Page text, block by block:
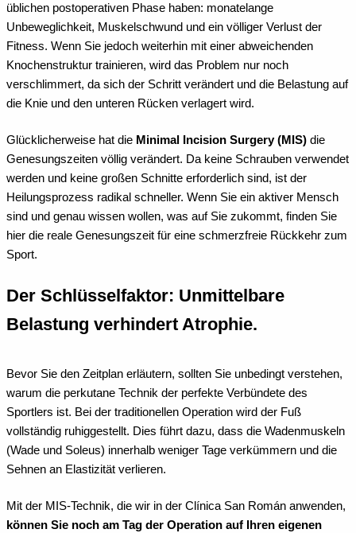
üblichen postoperativen Phase haben: monatelange
Unbeweglichkeit, Muskelschwund und ein völliger Verlust der
Fitness. Wenn Sie jedoch weiterhin mit einer abweichenden
Knochenstruktur trainieren, wird das Problem nur noch
verschlimmert, da sich der Schritt verändert und die Belastung auf
die Knie und den unteren Rücken verlagert wird.
Glücklicherweise hat die Minimal Incision Surgery (MIS) die
Genesungszeiten völlig verändert. Da keine Schrauben verwendet
werden und keine großen Schnitte erforderlich sind, ist der
Heilungsprozess radikal schneller. Wenn Sie ein aktiver Mensch
sind und genau wissen wollen, was auf Sie zukommt, finden Sie
hier die reale Genesungszeit für eine schmerzfreie Rückkehr zum
Sport.
Der Schlüsselfaktor: Unmittelbare
Belastung verhindert Atrophie.
Bevor Sie den Zeitplan erläutern, sollten Sie unbedingt verstehen,
warum die perkutane Technik der perfekte Verbündete des
Sportlers ist. Bei der traditionellen Operation wird der Fuß
vollständig ruhiggestellt. Dies führt dazu, dass die Wadenmuskeln
(Wade und Soleus) innerhalb weniger Tage verkümmern und die
Sehnen an Elastizität verlieren.
Mit der MIS-Technik, die wir in der Clínica San Román anwenden,
können Sie noch am Tag der Operation auf Ihren eigenen